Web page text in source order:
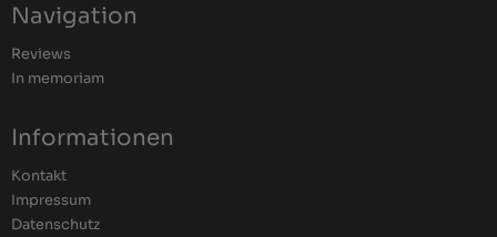
Navigation
Reviews
In memoriam
Informationen
Kontakt
Impressum
Datenschutz